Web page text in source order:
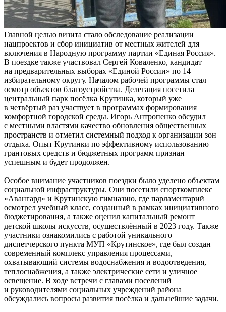
Главной целью визита стало обследование реализации
нацпроектов и сбор инициатив от местных жителей для
включения в Народную программу партии «Единая Россия».
В поездке также участвовал Сергей Коваленко, кандидат
на предварительных выборах «Единой России» по 14
избирательному округу. Началом рабочей программы стал
осмотр объектов благоустройства. Делегация посетила
центральный парк посёлка Крутинка, который уже
в четвёртый раз участвует в программах формирования
комфортной городской среды. Игорь Антропенко обсудил
с местными властями качество обновления общественных
пространств и отметил системный подход к организации зон
отдыха. Опыт Крутинки по эффективному использованию
грантовых средств и бюджетных программ признан
успешным и будет продолжен.
Особое внимание участников поездки было уделено объектам
социальной инфраструктуры. Они посетили спорткомплекс
«Авангард» и Крутинскую гимназию, где парламентарий
осмотрел учебный класс, созданный в рамках инициативного
бюджетирования, а также оценил капитальный ремонт
детской школы искусств, осуществлённый в 2023 году. Также
участники ознакомились с работой уникального
диспетчерского пункта МУП «Крутинское», где был создан
современный комплекс управления процессами,
охватывающий системы водоснабжения и водоотведения,
теплоснабжения, а также электрические сети и уличное
освещение. В ходе встречи с главами поселений
и руководителями социальных учреждений района
обсуждались вопросы развития посёлка и дальнейшие задачи.